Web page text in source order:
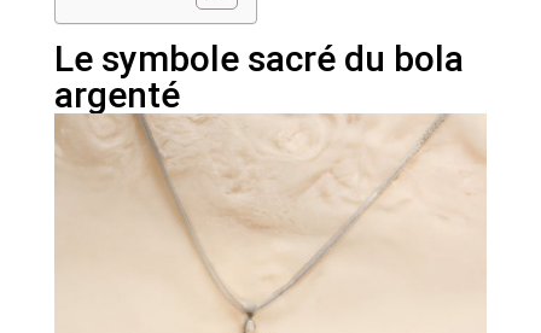
Le symbole sacré du bola
argenté